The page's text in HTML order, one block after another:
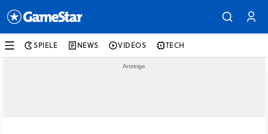
SPIELE NEWS VIDEOS TECH